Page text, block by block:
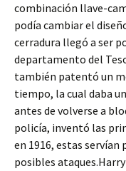
combinación llave-
podía cambiar el
cerradura llegó a ser
departamento del
también patentó un
tiempo, la cual daba
antes de volverse a
policía, inventó las
en 1916, estas
posibles